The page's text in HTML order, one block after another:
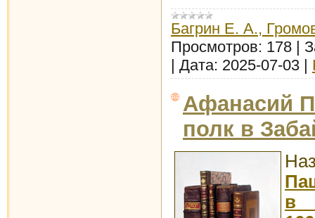
Багрин Е. А.,
Просмотров: 178
Дата: 2025-07-03
Афанасий
полк в
в